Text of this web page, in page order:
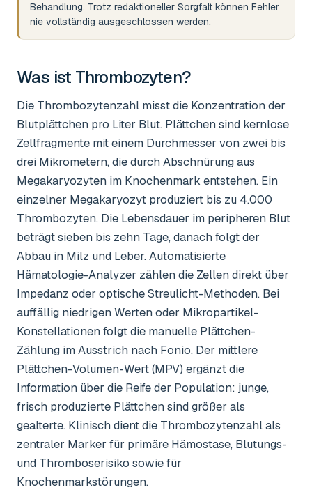
Behandlung. Trotz redaktioneller Sorgfalt können Fehler
nie vollständig ausgeschlossen werden.
Was ist Thrombozyten?
Die Thrombozytenzahl misst die Konzentration der
Blutplättchen pro Liter Blut. Plättchen sind kernlose
Zellfragmente mit einem Durchmesser von zwei bis
drei Mikrometern, die durch Abschnürung aus
Megakaryozyten im Knochenmark entstehen. Ein
einzelner Megakaryozyt produziert bis zu 4.000
Thrombozyten. Die Lebensdauer im peripheren Blut
beträgt sieben bis zehn Tage, danach folgt der
Abbau in Milz und Leber. Automatisierte
Hämatologie-Analyzer zählen die Zellen direkt über
Impedanz oder optische Streulicht-Methoden. Bei
auffällig niedrigen Werten oder Mikropartikel-
Konstellationen folgt die manuelle Plättchen-
Zählung im Ausstrich nach Fonio. Der mittlere
Plättchen-Volumen-Wert (MPV) ergänzt die
Information über die Reife der Population: junge,
frisch produzierte Plättchen sind größer als
gealterte. Klinisch dient die Thrombozytenzahl als
zentraler Marker für primäre Hämostase, Blutungs-
und Thromboserisiko sowie für
Knochenmarkstörungen.